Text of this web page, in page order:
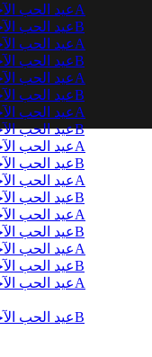
عيد الحب الآخر: عزيزي حبي السحري | الحلقة 01A
عيد الحب الآخر: عزيزي حبي السحري | الحلقة 01B
عيد الحب الآخر: عزيزي حبي السحري | الحلقة 02A
عيد الحب الآخر: عزيزي حبي السحري | الحلقة 02B
عيد الحب الآخر: عزيزي حبي السحري | الحلقة 03A
عيد الحب الآخر: عزيزي حبي السحري | الحلقة 03B
عيد الحب الآخر: عزيزي حبي السحري | الحلقة 04A
عيد الحب الآخر: عزيزي حبي السحري | الحلقة 04B
عيد الحب الآخر: عزيزي حبي السحري | الحلقة 05A
عيد الحب الآخر: عزيزي حبي السحري | الحلقة 05B
عيد الحب الآخر: عزيزي حبي السحري | الحلقة 06A
عيد الحب الآخر: عزيزي حبي السحري | الحلقة 06B
عيد الحب الآخر: عزيزي حبي السحري | الحلقة 07A
عيد الحب الآخر: عزيزي حبي السحري | الحلقة 07B
عيد الحب الآخر: عزيزي حبي السحري | الحلقة 08A
عيد الحب الآخر: عزيزي حبي السحري | الحلقة 08B
عيد الحب الآخر: عزيزي حبي السحري | الحلقة 09A
عيد الحب الآخر: عزيزي حبي السحري | الحلقة 09B